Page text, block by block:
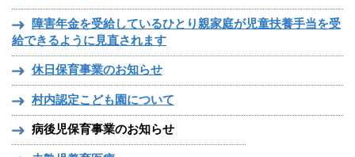
障害年金を受給しているひとり親家庭が児童扶養手当を受
給できるように見直されます
休日保育事業のお知らせ
村内認定こども園について
病後児保育事業のお知らせ